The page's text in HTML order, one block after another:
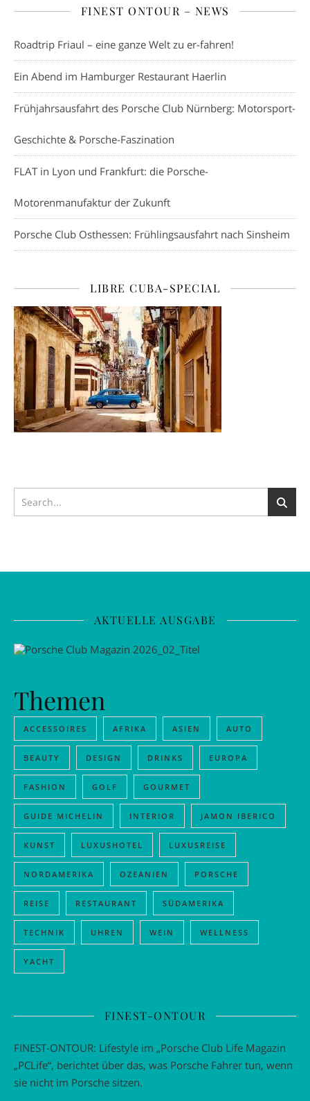
FINEST ONTOUR – NEWS
Roadtrip Friaul – eine ganze Welt zu er-fahren!
Ein Abend im Hamburger Restaurant Haerlin
Frühjahrsausfahrt des Porsche Club Nürnberg: Motorsport-
Geschichte & Porsche-Faszination
FLAT in Lyon und Frankfurt: die Porsche-
Motorenmanufaktur der Zukunft
Porsche Club Osthessen: Frühlingsausfahrt nach Sinsheim
LIBRE CUBA-SPECIAL
AKTUELLE AUSGABE
Themen
ACCESSOIRES AFRIKA ASIEN AUTO
BEAUTY DESIGN DRINKS EUROPA
FASHION GOLF GOURMET
GUIDE MICHELIN INTERIOR JAMON IBERICO
KUNST LUXUSHOTEL LUXUSREISE
NORDAMERIKA OZEANIEN PORSCHE
REISE RESTAURANT SÜDAMERIKA
TECHNIK UHREN WEIN WELLNESS
YACHT
FINEST-ONTOUR
FINEST-ONTOUR: Lifestyle im „Porsche Club Life Magazin
„PCLife“, berichtet über das, was Porsche Fahrer tun, wenn
sie nicht im Porsche sitzen.